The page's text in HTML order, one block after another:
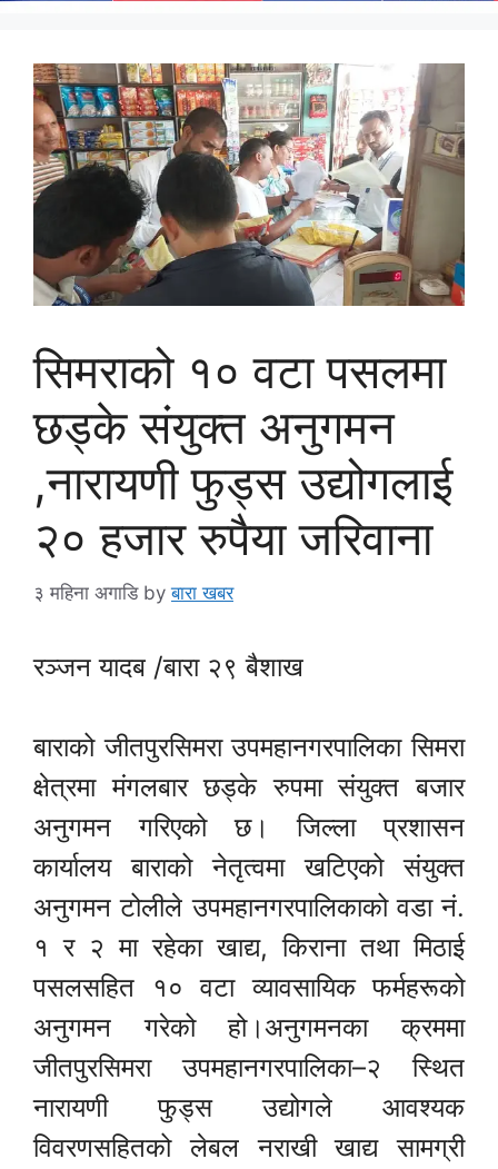
सिमराको १० वटा पसलमा
छड्के संयुक्त अनुगमन
,नारायणी फुड्स उद्योगलाई
२० हजार रुपैया जरिवाना
३ महिना अगाडि byबारा खबर
रञ्जन यादब /बारा २९ बैशाख
बाराको जीतपुरसिमरा उपमहानगरपालिका सिमरा
क्षेत्रमा मंगलबार छड्के रुपमा संयुक्त बजार
अनुगमन गरिएको छ। जिल्ला प्रशासन
कार्यालय बाराको नेतृत्वमा खटिएको संयुक्त
अनुगमन टोलीले उपमहानगरपालिकाको वडा नं.
१ र २ मा रहेका खाद्य, किराना तथा मिठाई
पसलसहित १० वटा व्यावसायिक फर्महरूको
अनुगमन गरेको हो।अनुगमनका क्रममा
जीतपुरसिमरा उपमहानगरपालिका–२ स्थित
नारायणी फुड्स उद्योगले आवश्यक
विवरणसहितको लेबल नराखी खाद्य सामग्री